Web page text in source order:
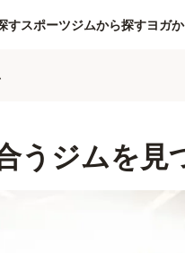
すスポーツジムから探すヨガ
うジムを見